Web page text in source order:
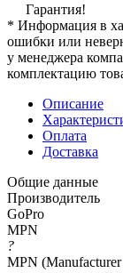
Гарантия!
* Информация в
ошибки или
у менеджера
комплектацию
Описание
Оплата
Доставка
Общие данные
Производитель
GoPro
MPN
?
MPN